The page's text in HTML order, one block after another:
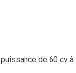
de 60 cv à